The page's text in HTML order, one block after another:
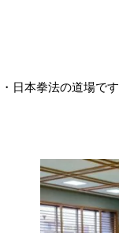
本拳法の道場で